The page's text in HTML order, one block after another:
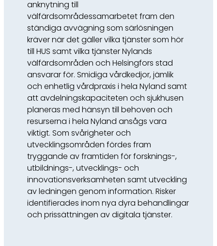
anknytning till
välfärdsområdessamarbetet fram den
ständiga avvägning som särlösningen
kräver när det gäller vilka tjänster som hör
till HUS samt vilka tjänster Nylands
välfärdsområden och Helsingfors stad
ansvarar för. Smidiga vårdkedjor, jämlik
och enhetlig vårdpraxis i hela Nyland samt
att avdelningskapaciteten och sjukhusen
planeras med hänsyn till behoven och
resurserna i hela Nyland ansågs vara
viktigt. Som svårigheter och
utvecklingsområden fördes fram
tryggande av framtiden för forsknings-,
utbildnings-, utvecklings- och
innovationsverksamheten samt utveckling
av ledningen genom information. Risker
identifierades inom nya dyra behandlingar
och prissättningen av digitala tjänster.